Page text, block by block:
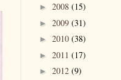
► 2008 (15)
► 2009 (31)
► 2010 (38)
► 2011 (17)
► 2012 (9)